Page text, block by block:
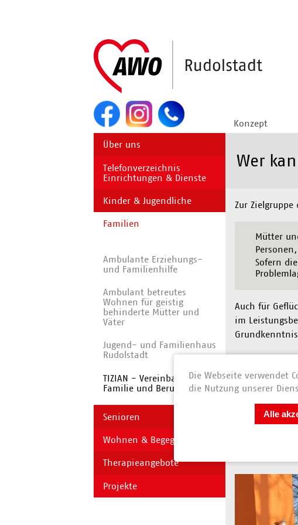
Konzept
Wer
Zur
Mütter
Sofern
Auch für
im
freier
Navigation
Über uns
Telefonverzeichnis
Einrichtungen & Dienste
Kinder & Jugendliche
Familien
Ambulante Erziehungs-
und Familienhilfe
Ambulant betreutes
Wohnen für geistig
behinderte Mütter und
Väter
Jugend- und Familienhaus
Rudolstadt
TIZIAN - Vereinbarkeit von
Familie und Beruf
Senioren
Wohnen & Begegnen
Therapieangebote
Projekte
Die Webseite verwendet
die Nutzung unserer
Alle